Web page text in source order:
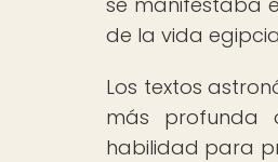
de la vida
Los textos
más profunda
habilidad para